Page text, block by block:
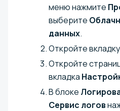
меню нажмите
выберите
данных.
Откройте вкладку
Откройте
вкладка
В блоке
Сервис логов